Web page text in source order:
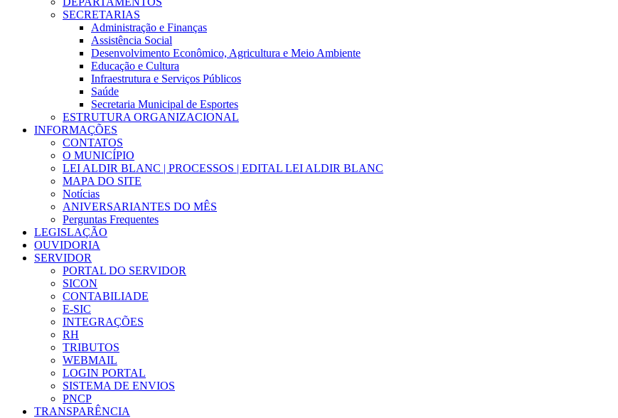
SECRETARIAS
Administração e Finanças
Assistência Social
Desenvolvimento Econômico, Agricultura e Meio Ambiente
Educação e Cultura
Infraestrutura e Serviços Públicos
Saúde
Secretaria Municipal de Esportes
ESTRUTURA ORGANIZACIONAL
INFORMAÇÕES
CONTATOS
O MUNICÍPIO
LEI ALDIR BLANC | PROCESSOS | EDITAL LEI ALDIR BLANC
MAPA DO SITE
Notícias
ANIVERSARIANTES DO MÊS
Perguntas Frequentes
LEGISLAÇÃO
OUVIDORIA
SERVIDOR
PORTAL DO SERVIDOR
SICON
CONTABILIADE
E-SIC
INTEGRAÇÕES
RH
TRIBUTOS
WEBMAIL
LOGIN PORTAL
SISTEMA DE ENVIOS
PNCP
TRANSPARÊNCIA